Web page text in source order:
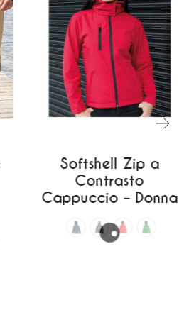
Softshell Zip a
Contrasto
Cappuccio – Donna